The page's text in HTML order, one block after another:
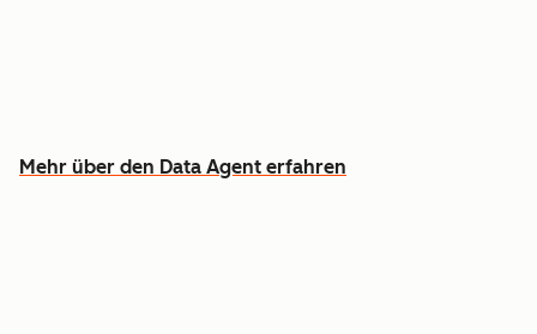
Mehr über den Data Agent erfahren